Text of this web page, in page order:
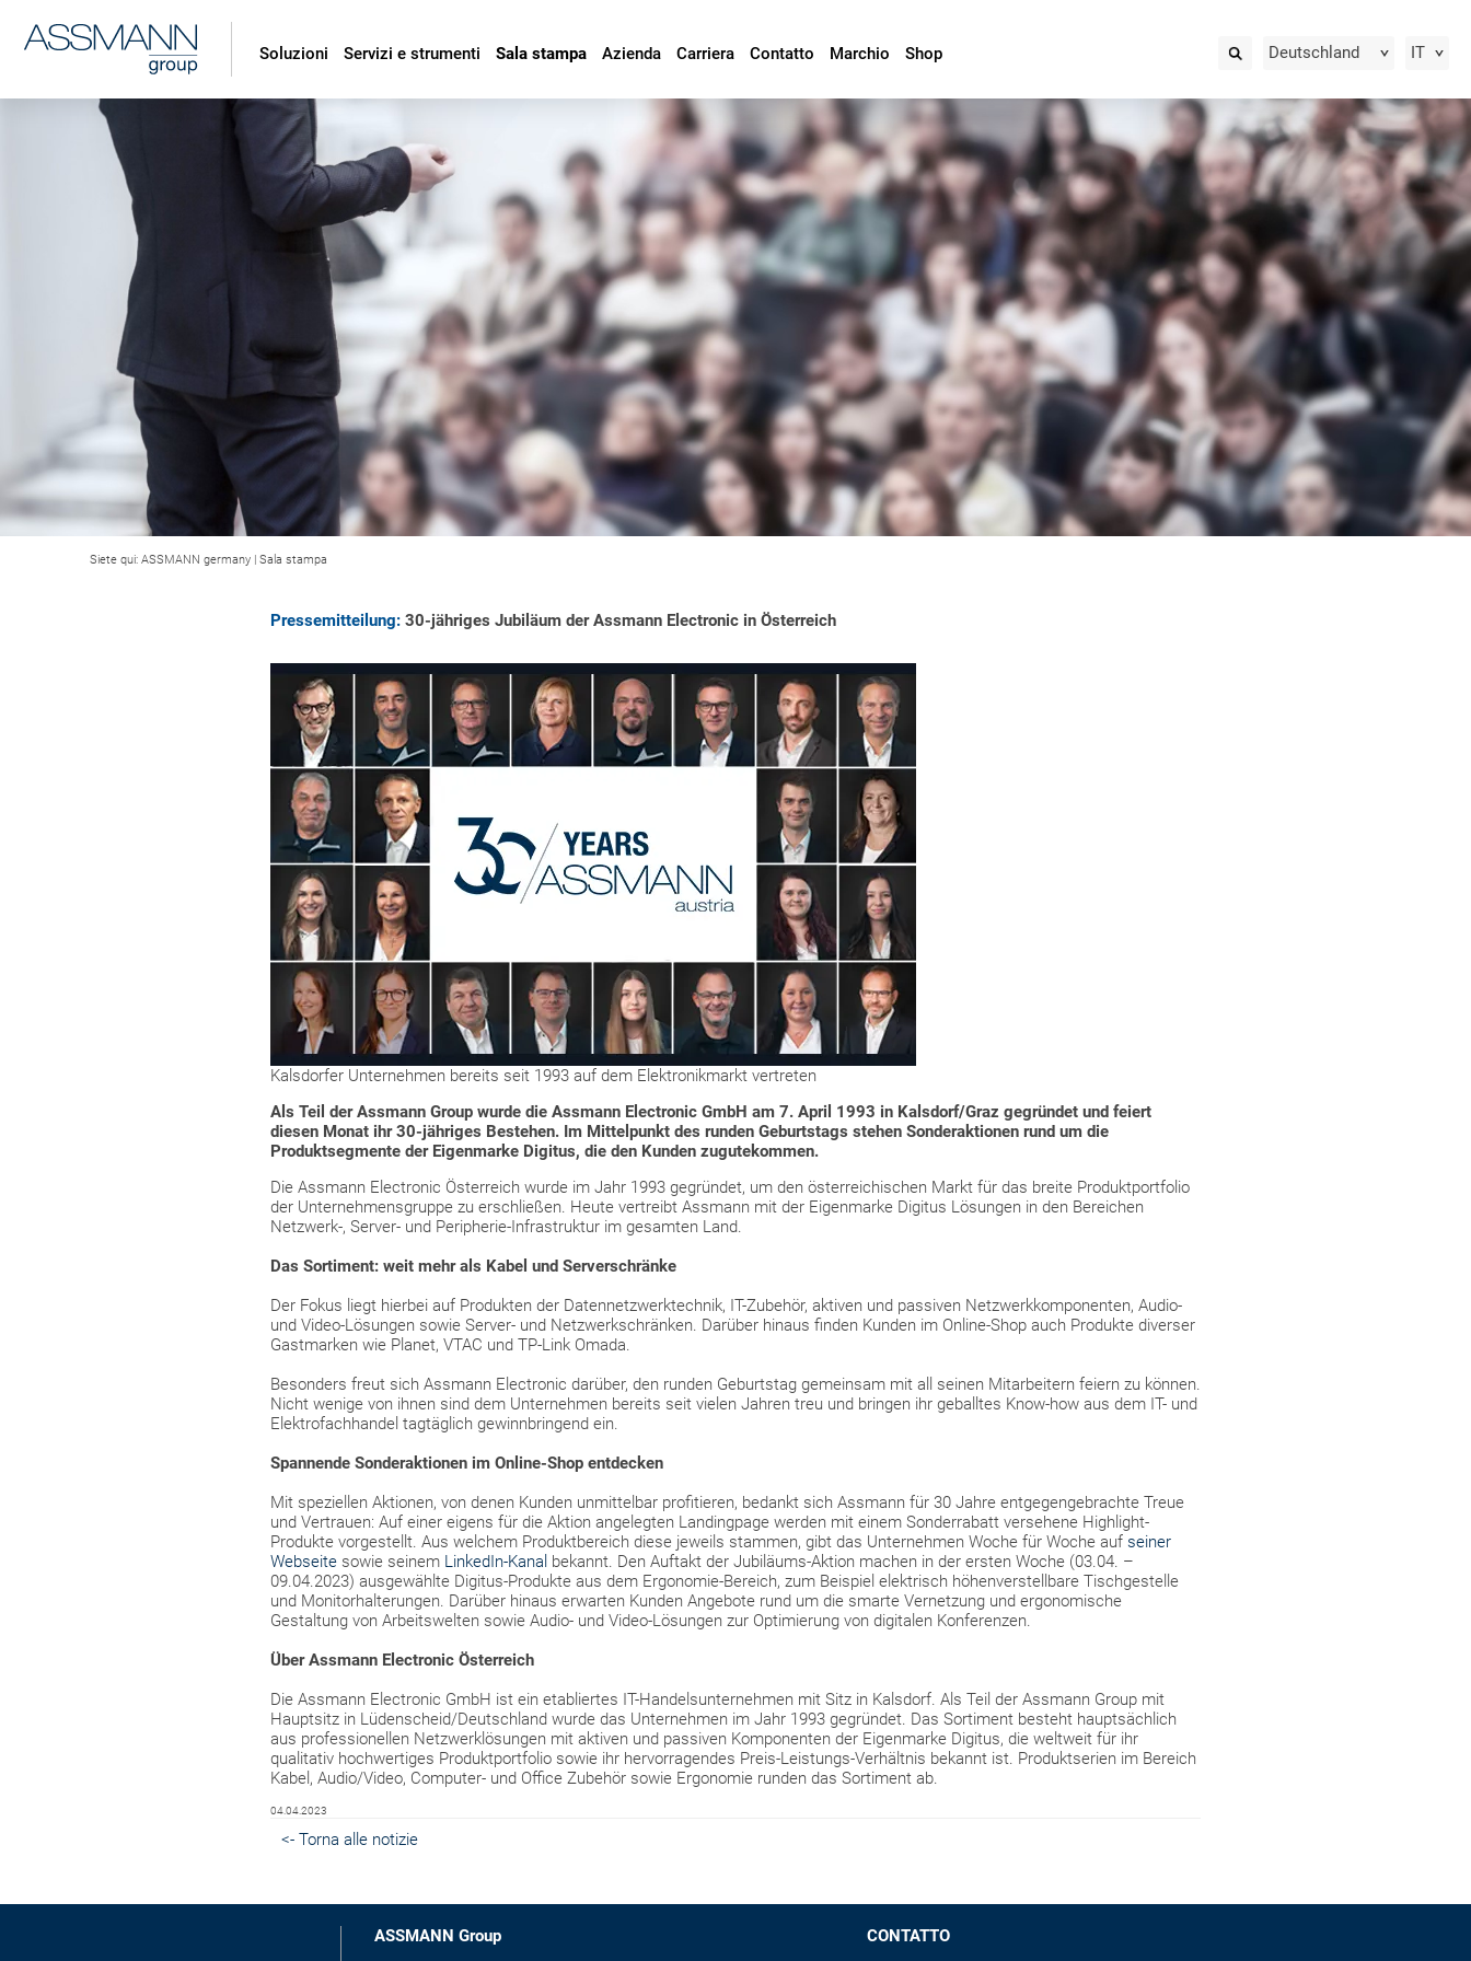
Deutschland IT
Soluzioni Servizi e strumenti Sala stampa Azienda Carriera Contatto Marchio Shop
Siete qui: ASSMANN germany | Sala stampa
Pressemitteilung: 30-jähriges Jubiläum der Assmann Electronic in Österreich
Kalsdorfer Unternehmen bereits seit 1993 auf dem Elektronikmarkt vertreten
Als Teil der Assmann Group wurde die Assmann Electronic GmbH am 7. April 1993 in Kalsdorf/Graz gegründet und feiert
diesen Monat ihr 30-jähriges Bestehen. Im Mittelpunkt des runden Geburtstags stehen Sonderaktionen rund um die
Produktsegmente der Eigenmarke Digitus, die den Kunden zugutekommen.
Die Assmann Electronic Österreich wurde im Jahr 1993 gegründet, um den österreichischen Markt für das breite Produktportfolio
der Unternehmensgruppe zu erschließen. Heute vertreibt Assmann mit der Eigenmarke Digitus Lösungen in den Bereichen
Netzwerk-, Server- und Peripherie-Infrastruktur im gesamten Land.
Das Sortiment: weit mehr als Kabel und Serverschränke
Der Fokus liegt hierbei auf Produkten der Datennetzwerktechnik, IT-Zubehör, aktiven und passiven Netzwerkkomponenten, Audio-
und Video-Lösungen sowie Server- und Netzwerkschränken. Darüber hinaus finden Kunden im Online-Shop auch Produkte diverser
Gastmarken wie Planet, VTAC und TP-Link Omada.
Besonders freut sich Assmann Electronic darüber, den runden Geburtstag gemeinsam mit all seinen Mitarbeitern feiern zu können.
Nicht wenige von ihnen sind dem Unternehmen bereits seit vielen Jahren treu und bringen ihr geballtes Know-how aus dem IT- und
Elektrofachhandel tagtäglich gewinnbringend ein.
Spannende Sonderaktionen im Online-Shop entdecken
Mit speziellen Aktionen, von denen Kunden unmittelbar profitieren, bedankt sich Assmann für 30 Jahre entgegengebrachte Treue
und Vertrauen: Auf einer eigens für die Aktion angelegten Landingpage werden mit einem Sonderrabatt versehene Highlight-
Produkte vorgestellt. Aus welchem Produktbereich diese jeweils stammen, gibt das Unternehmen Woche für Woche auf seiner
Webseite sowie seinem LinkedIn-Kanal bekannt. Den Auftakt der Jubiläums-Aktion machen in der ersten Woche (03.04. –
09.04.2023) ausgewählte Digitus-Produkte aus dem Ergonomie-Bereich, zum Beispiel elektrisch höhenverstellbare Tischgestelle
und Monitorhalterungen. Darüber hinaus erwarten Kunden Angebote rund um die smarte Vernetzung und ergonomische
Gestaltung von Arbeitswelten sowie Audio- und Video-Lösungen zur Optimierung von digitalen Konferenzen.
Über Assmann Electronic Österreich
Die Assmann Electronic GmbH ist ein etabliertes IT-Handelsunternehmen mit Sitz in Kalsdorf. Als Teil der Assmann Group mit
Hauptsitz in Lüdenscheid/Deutschland wurde das Unternehmen im Jahr 1993 gegründet. Das Sortiment besteht hauptsächlich
aus professionellen Netzwerklösungen mit aktiven und passiven Komponenten der Eigenmarke Digitus, die weltweit für ihr
qualitativ hochwertiges Produktportfolio sowie ihr hervorragendes Preis-Leistungs-Verhältnis bekannt ist. Produktserien im Bereich
Kabel, Audio/Video, Computer- und Office Zubehör sowie Ergonomie runden das Sortiment ab.
04.04.2023
<- Torna alle notizie
ASSMANN Group CONTATTO